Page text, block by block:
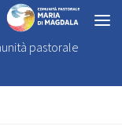
pastorale